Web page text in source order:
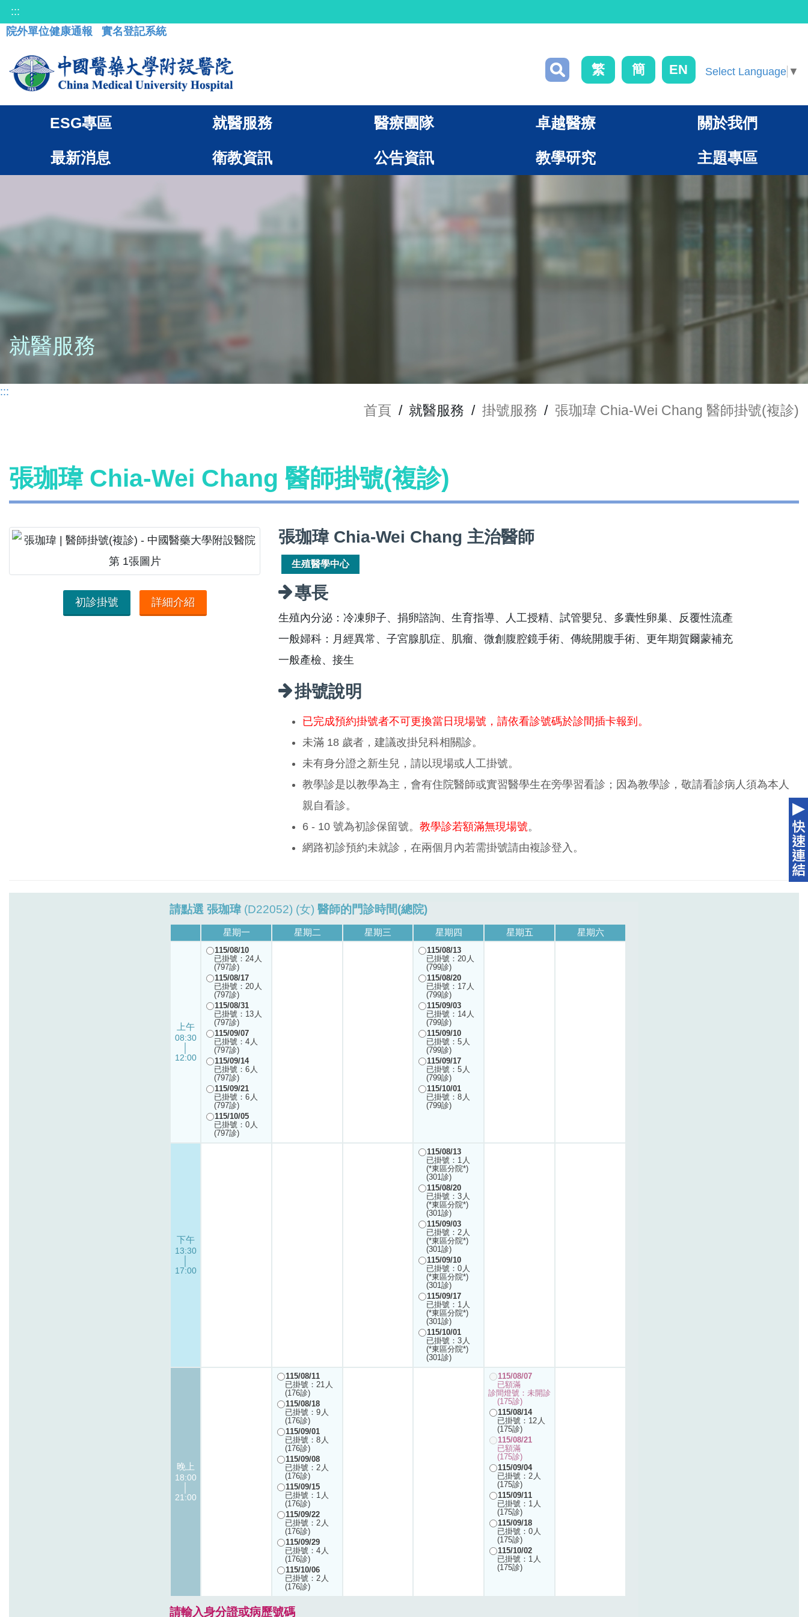
:::
院外單位健康通報
實名登記系統
繁 簡 EN Select Language ▼
ESG專區 就醫服務 醫療團隊 卓越醫療 關於我們
最新消息 衛教資訊 公告資訊 教學研究 主題專區
就醫服務
:::
首頁 / 就醫服務 / 掛號服務 / 張珈瑋 Chia-Wei Chang 醫師掛號(複診)
張珈瑋 Chia-Wei Chang 醫師掛號(複診)
初診掛號 詳細介紹
張珈瑋 Chia-Wei Chang 主治醫師
生殖醫學中心
專長
生殖內分泌：冷凍卵子、捐卵諮詢、生育指導、人工授精、試管嬰兒、多囊性卵巢、反覆性流產
一般婦科：月經異常、子宮腺肌症、肌瘤、微創腹腔鏡手術、傳統開腹手術、更年期賀爾蒙補充
一般產檢、接生
掛號說明
已完成預約掛號者不可更換當日現場號，請依看診號碼於診間插卡報到。
未滿 18 歲者，建議改掛兒科相關診。
未有身分證之新生兒，請以現場或人工掛號。
教學診是以教學為主，會有住院醫師或實習醫學生在旁學習看診；因為教學診，敬請看診病人須為本人
親自看診。
6 - 10 號為初診保留號。 教學診若額滿無現場號。
網路初診預約未就診，在兩個月內若需掛號請由複診登入。